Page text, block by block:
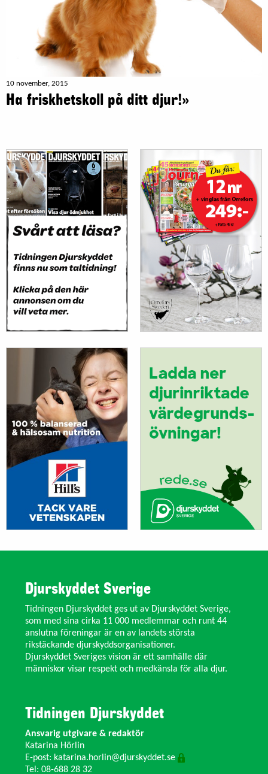
10 november, 2015
Ha friskhetskoll på ditt djur!»
Djurskyddet Sverige
Tidningen Djurskyddet ges ut av Djurskyddet Sverige,
som med sina cirka 11 000 medlemmar och runt 44
anslutna föreningar är en av landets största
rikstäckande djurskyddsorganisationer.
Djurskyddet Sveriges vision är ett samhälle där
människor visar respekt och medkänsla för alla djur.
Tidningen Djurskyddet
Ansvarig utgivare & redaktör
Katarina Hörlin
E-post: katarina.horlin@djurskyddet.se
Tel: 08-688 28 32